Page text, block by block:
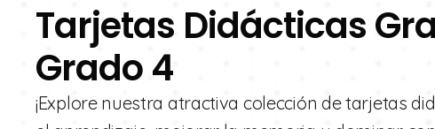
Tarjetas Didácticas
Grado 4
¡Explore nuestra atractiva colección de tarjetas